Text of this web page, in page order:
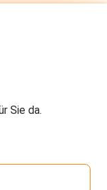
Sie da.